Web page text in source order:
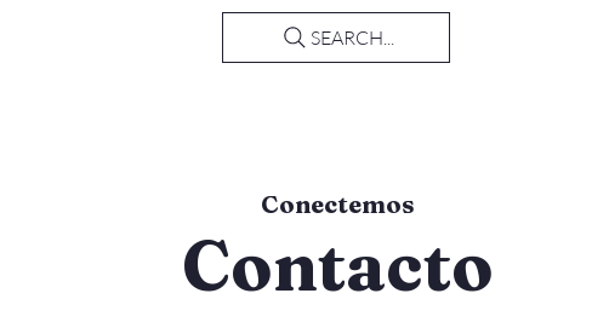
SEARCH...
Conectemos
Contacto